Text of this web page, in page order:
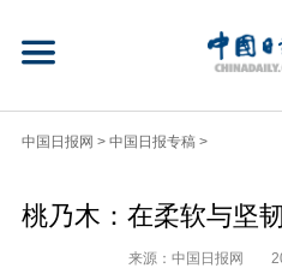
中国日报网 > 中国日报专稿 >
桃乃木：在柔软与坚
来源：中国日报网